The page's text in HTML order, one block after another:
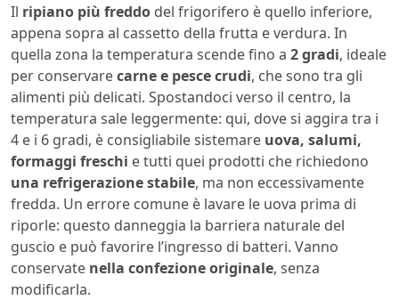
Il ripiano più freddo del frigorifero è quello inferiore,
appena sopra al cassetto della frutta e verdura. In
quella zona la temperatura scende fino a 2 gradi, ideale
per conservarecarne e pesce crudi, che sono tra gli
alimenti più delicati. Spostandoci verso il centro, la
temperatura sale leggermente: qui, dove si aggira tra i
4 e i 6 gradi, è consigliabile sistemare uova, salumi,
formaggi freschi e tutti quei prodotti che richiedono
una refrigerazione stabile, ma non eccessivamente
fredda. Un errore comune è lavare le uova prima di
riporle: questo danneggia la barriera naturale del
guscio e può favorire l’ingresso di batteri. Vanno
conservate nella confezione originale, senza
modificarla.